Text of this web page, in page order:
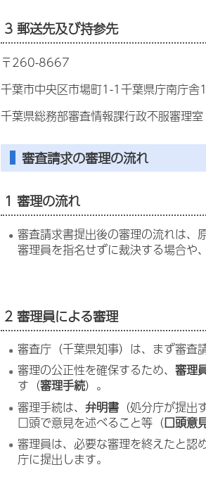
3 郵送先及び持参先
〒260-8667
千葉市中央区市場町1-1千葉県庁南庁舎
千葉県総務部審査情報課行政不服審理室
審査請求の審理の流れ
1 審理の流れ
審査請求書提出後の審理の流れは、
審理員を指名せずに裁決する場合や
2 審理員による審理
審査庁（千葉県知事）は、まず審査
審理の公正性を確保するため、審理
す（審理手続）。
審理手続は、弁明書 （処分庁が提出
口頭で意見を述べること等（口頭意
審理員は、必要な審理を終えたと認
庁に提出します。